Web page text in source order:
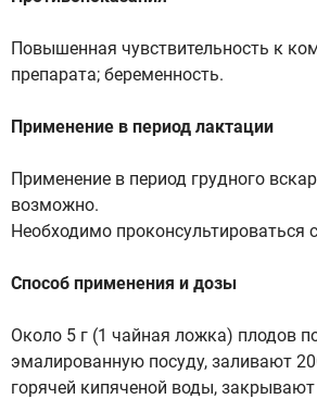
Повышенная чувствительность к
препарата; беременность.
Применение в период лактации
Применение в период грудного
возможно.
Необходимо проконсультироваться
Способ применения и дозы
Около 5 г (1 чайная ложка) плодов
эмалированную посуду, заливают
горячей кипяченой воды,